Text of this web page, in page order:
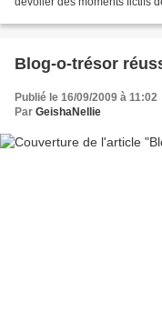
Blog-o-trésor
Publié le 16/09/2009 à 11:02
Par GeishaNellie